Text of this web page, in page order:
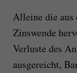
Alleine die
Zinswende
Verluste des
ausgereicht,